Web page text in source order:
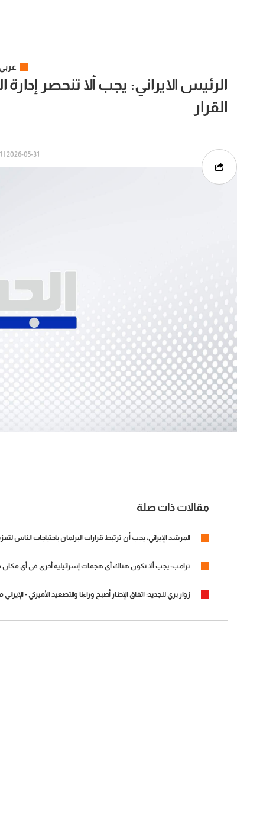
الرئيس الايراني: يجب ألا تنحصر
القرار
2026-05-31 | 03:41
مقالات ذات صلة
المرشد الإيراني: يجب أن ترتبط قرارات البرلمان باحتياجات الناس
ترامب: يجب ألا تكون هناك أي هجمات إسرائيلية أخرى في أي مكان
زوار بري للجديد: اتفاق الإطار أصبح وراءنا والتصعيد الأميركي -